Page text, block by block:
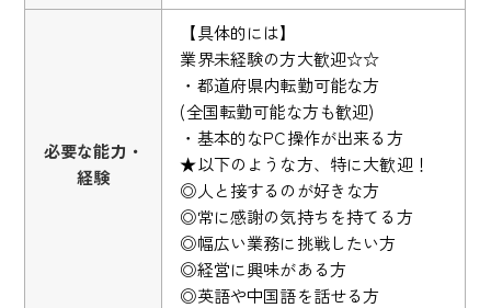
必要な能力・
経験
【具体的には】
業界未経験の方大歓迎☆☆
・都道府県内転勤可能な方
(全国転勤可能な方も歓迎)
・基本的なPC操作が出来る方
★以下のような方、特に大歓迎！
◎人と接するのが好きな方
◎常に感謝の気持ちを持てる方
◎幅広い業務に挑戦したい方
◎経営に興味がある方
◎英語や中国語を話せる方